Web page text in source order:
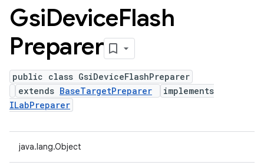
GsiDeviceFlash
Preparer
public class GsiDeviceFlashPreparer
extends BaseTargetPreparer
implements
ILabPreparer
java.lang.Object